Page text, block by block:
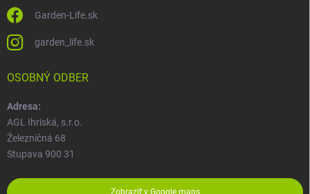
Garden-Life.sk
garden_life.sk
OSOBNÝ ODBER
Adresa:
AGL Ihriská, s.r.o.
Železničná 68
Stupava 900 31